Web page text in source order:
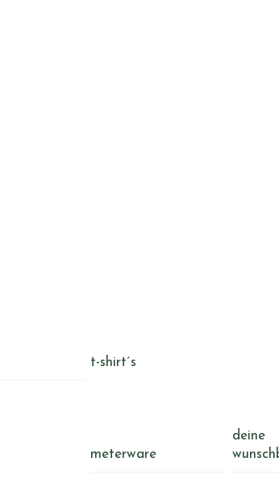
t-shirt´s
meterware
deine